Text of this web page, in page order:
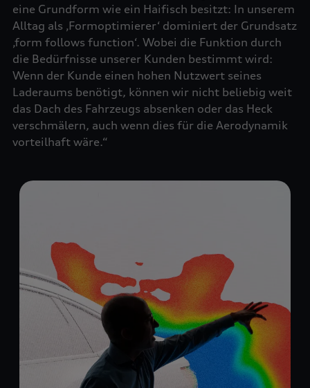
eine Grundform wie ein Haifisch besitzt: In unserem
Alltag als ‚Formoptimierer‘ dominiert der Grundsatz
‚form follows function‘. Wobei die Funktion durch
die Bedürfnisse unserer Kunden bestimmt wird:
Wenn der Kunde einen hohen Nutzwert seines
Laderaums benötigt, können wir nicht beliebig weit
das Dach des Fahrzeugs absenken oder das Heck
verschmälern, auch wenn dies für die Aerodynamik
vorteilhaft wäre.“